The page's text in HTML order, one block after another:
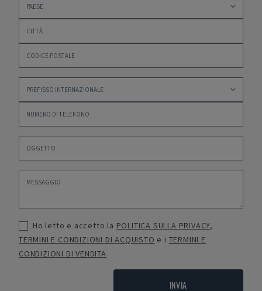
Ho letto e accetto la POLITICA SULLA PRIVACY,
TERMINI E CONDIZIONI DI ACQUISTO e i TERMINI E
CONDIZIONI DI VENDITA
INVIA